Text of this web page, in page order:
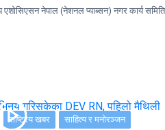
एशोसिएसन नेपाल (नेशनल प्याब्सन) नगर कार्य समिति
राष्ट्रिय खबर साहित्य र मनोरञ्जन